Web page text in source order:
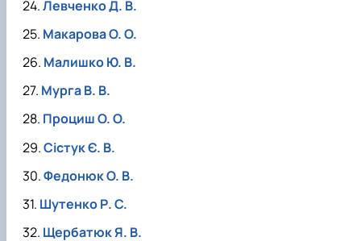
Левченко Д. В.
Макарова О. О.
Малишко Ю. В.
Мурга В. В.
Проциш О. О.
Сістук Є. В.
Федонюк О. В.
Шутенко Р. С.
Щербатюк Я. В.